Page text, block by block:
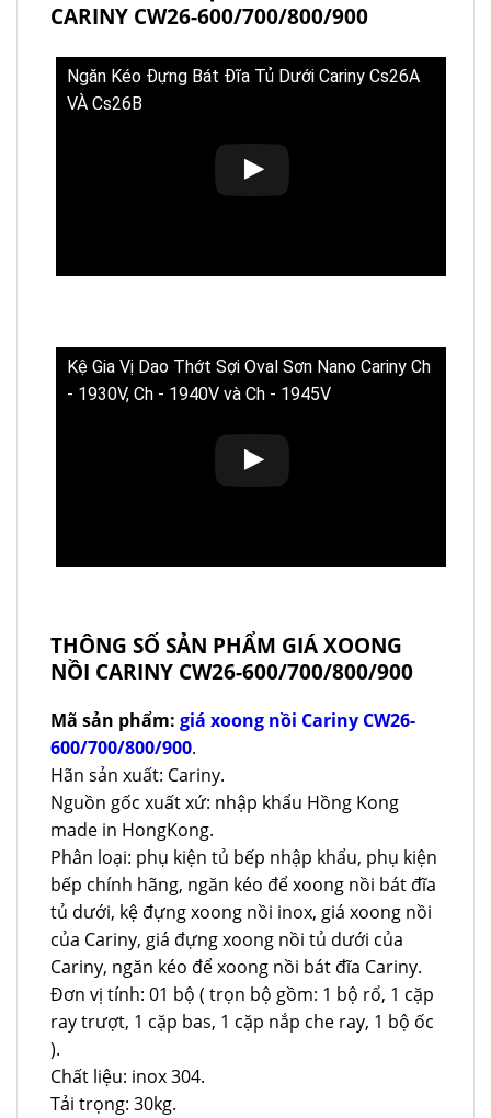
CARINY CW26-600/700/800/900
Ngăn Kéo Đựng Bát Đĩa Tủ Dưới Cariny Cs26A
VÀ Cs26B
Kệ Gia Vị Dao Thớt Sợi Oval Sơn Nano Cariny Ch
- 1930V, Ch - 1940V và Ch - 1945V
THÔNG SỐ SẢN PHẨM GIÁ XOONG
NỒI CARINY CW26-600/700/800/900
Mã sản phẩm: giá xoong nồi Cariny CW26-
600/700/800/900.
Hãn sản xuất: Cariny.
Nguồn gốc xuất xứ: nhập khẩu Hồng Kong
made in HongKong.
Phân loại: phụ kiện tủ bếp nhập khẩu, phụ kiện
bếp chính hãng, ngăn kéo để xoong nồi bát đĩa
tủ dưới, kệ đựng xoong nồi inox, giá xoong nồi
của Cariny, giá đựng xoong nồi tủ dưới của
Cariny, ngăn kéo để xoong nồi bát đĩa Cariny.
Đơn vị tính: 01 bộ ( trọn bộ gồm: 1 bộ rổ, 1 cặp
ray trượt, 1 cặp bas, 1 cặp nắp che ray, 1 bộ ốc
).
Chất liệu: inox 304.
Tải trọng: 30kg.